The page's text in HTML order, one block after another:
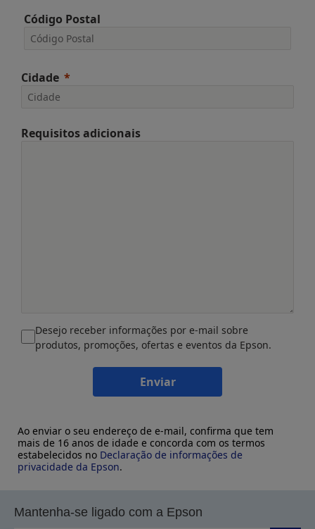
Código Postal
Cidade
Requisitos adicionais
Desejo receber informações por e-mail sobre
produtos, promoções, ofertas e eventos da Epson.
Enviar
Ao enviar o seu endereço de e-mail, confirma que tem
mais de 16 anos de idade e concorda com os termos
estabelecidos no Declaração de informações de
privacidade da Epson.
Mantenha-se ligado com a Epson